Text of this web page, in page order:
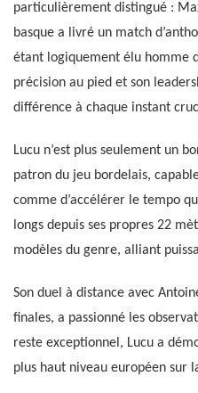
particulièrement distingué :
basque a livré un match
étant logiquement élu homme
précision au pied et son
différence à chaque instant
Lucu n’est plus seulement un
patron du jeu bordelais,
comme d’accélérer le tempo
longs depuis ses propres 22
modèles du genre, alliant
Son duel à distance avec
finales, a passionné les
reste exceptionnel, Lucu a
plus haut niveau européen sur